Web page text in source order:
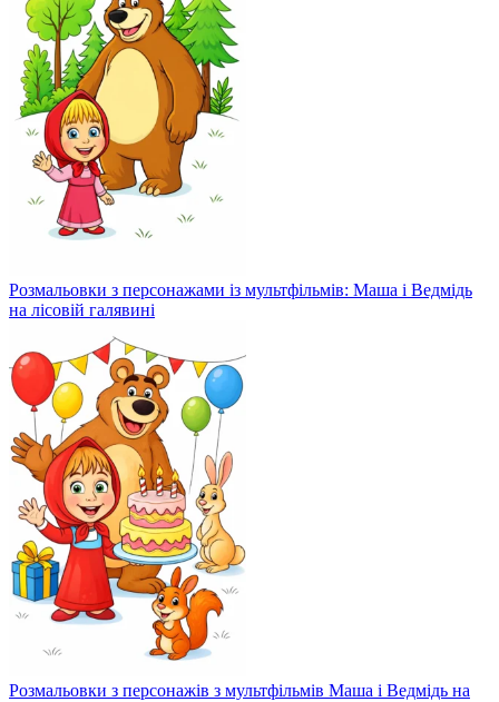
Розмальовки з персонажами із мультфільмів: Маша і Ведмідь
на лісовій галявині
Розмальовки з персонажів з мультфільмів Маша і Ведмідь на